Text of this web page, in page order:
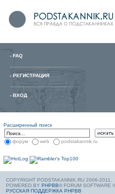
- FAQ
- РЕГИСТРАЦИЯ
- ВХОД
Расширенный поиск
форум web podstakannik.ru
COPYRIGHT PODSTAKANNIK.RU 2006-2011.
POWERED BY PHPBB® FORUM SOFTWARE
РУССКАЯ ПОДДЕРЖКА PHPBB